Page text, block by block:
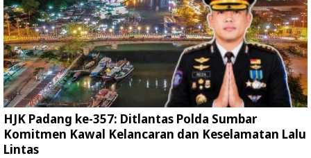
HJK Padang ke-357: Ditlantas Polda Sumbar
Komitmen Kawal Kelancaran dan Keselamatan Lalu
Lintas